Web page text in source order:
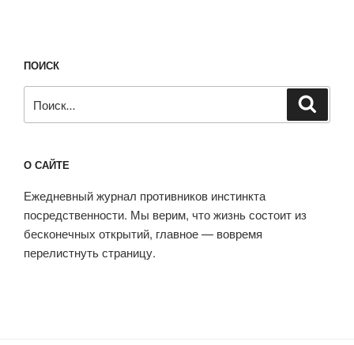
ПОИСК
О САЙТЕ
Ежедневный журнал противников инстинкта
посредственности. Мы верим, что жизнь состоит из
бесконечных открытий, главное — вовремя
перелистнуть страницу.